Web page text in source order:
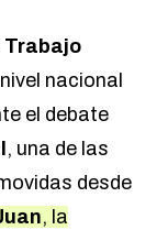
Trabajo
nacional
el debate
, una de las
desde
, la